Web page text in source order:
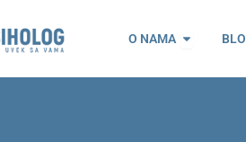
O NAMA Open O